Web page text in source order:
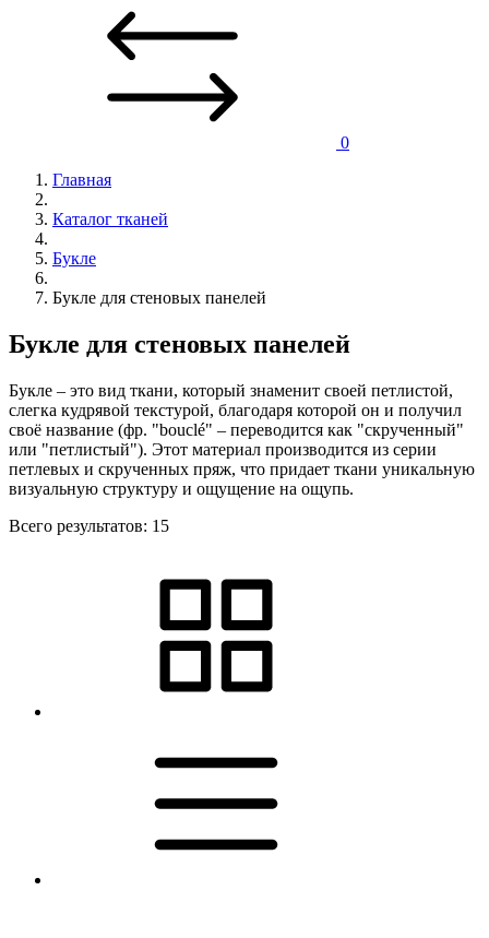
0
Главная
Каталог тканей
Букле
Букле для стеновых панелей
Букле для стеновых панелей
Букле – это вид ткани, который знаменит своей петлистой,
слегка кудрявой текстурой, благодаря которой он и получил
своё название (фр. "bouclé" – переводится как "скрученный"
или "петлистый"). Этот материал производится из серии
петлевых и скрученных пряж, что придает ткани уникальную
визуальную структуру и ощущение на ощупь.
Всего результатов: 15